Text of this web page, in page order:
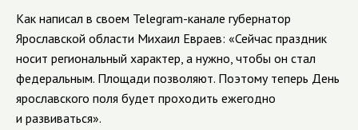
Как написал в своем Telegram-канале губернатор
Ярославской области Михаил Евраев: «Сейчас праздник
носит региональный характер, а нужно, чтобы он стал
федеральным. Площади позволяют. Поэтому теперь День
ярославского поля будет проходить ежегодно
и развиваться».